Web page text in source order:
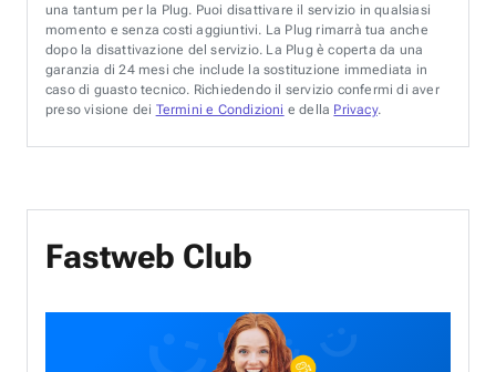
una tantum per la Plug. Puoi disattivare il servizio in qualsiasi
momento e senza costi aggiuntivi. La Plug rimarrà tua anche
dopo la disattivazione del servizio. La Plug è coperta da una
garanzia di 24 mesi che include la sostituzione immediata in
caso di guasto tecnico. Richiedendo il servizio confermi di aver
preso visione dei Termini e Condizioni e della Privacy.
Fastweb Club